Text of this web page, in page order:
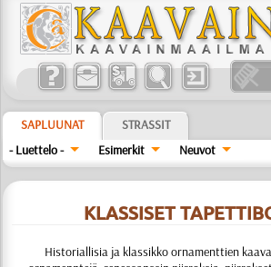
SAPLUUNAT
STRASSIT
- Luettelo -
Esimerkit Neuvot
KLASSISET
Historiallisia ja klassikko ornamenttien